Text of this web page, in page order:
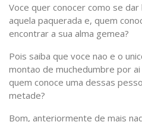
Voce quer conocer como se
aquela paquerada e, quem
encontrar a sua alma gemea?
Pois saiba que voce nao e o
montao de muchedumbre por
quem conoce uma dessas
metade?
Bom, anteriormente de mais